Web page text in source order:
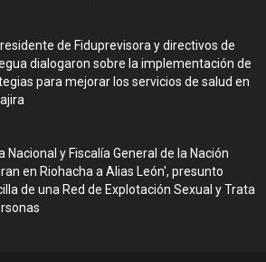
de Fiduprevisora y directivos de
dialogaron sobre la implementación de
para mejorar los servicios de salud en
Nacional y Fiscalía General de la Nación
en Riohacha a Alias León', presunto
de una Red de Explotación Sexual y Trata